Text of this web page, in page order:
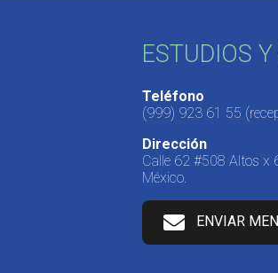
ESTUDIOS
Teléfono
(999) 923 61 55
Dirección
Calle 62 #508 Altos x
México.
ENVIAR